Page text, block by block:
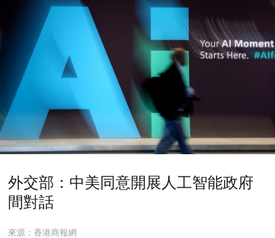
外交部：中美同意開展人工智能政府
間對話
來源：香港商報網